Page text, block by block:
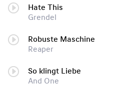
Hate This
Grendel
Robuste Maschine
Reaper
So klingt Liebe
And One